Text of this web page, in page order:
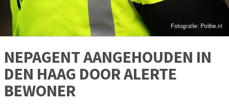
NEPAGENT AANGEHOUDEN IN
DEN HAAG DOOR ALERTE
BEWONER